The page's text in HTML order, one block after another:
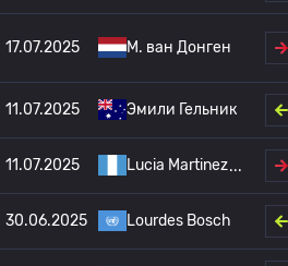
17.07.2025 М. ван Донген
11.07.2025 Эмили Гельник
11.07.2025 Lucia Martinez
30.06.2025 Lourdes Bosch